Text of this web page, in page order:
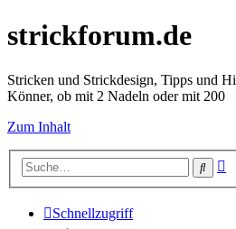
strickforum.de
Stricken und Strickdesign, Tipps und
Könner, ob mit 2 Nadeln oder mit 200
Zum Inhalt
Suche
Schnellzugriff